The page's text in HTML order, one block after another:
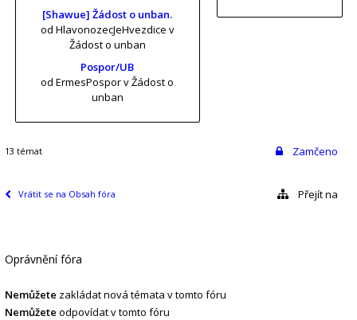
[Shawue] Žádost o unban.
od HlavonozecJeHvezdice v
Žádost o unban
Pospor/UB
od ErmesPosporv Žádost o
unban
Zamčeno
13 témat
Vrátit se na Obsah fóra Přejít na
Oprávnění fóra
Nemůžete zakládat nová témata v tomto fóru
Nemůžete odpovídat v tomto fóru